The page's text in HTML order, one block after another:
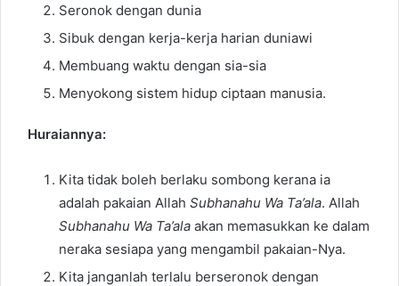
Seronok dengan dunia
Sibuk dengan kerja-kerja harian duniawi
Membuang waktu dengan sia-sia
Menyokong sistem hidup ciptaan manusia.
Huraiannya:
Kita tidak boleh berlaku sombong kerana ia
adalah pakaian Allah Subhanahu Wa Ta’ala. Allah
Subhanahu Wa Ta’ala akan memasukkan ke dalam
neraka sesiapa yang mengambil pakaian-Nya.
Kita janganlah terlalu berseronok dengan